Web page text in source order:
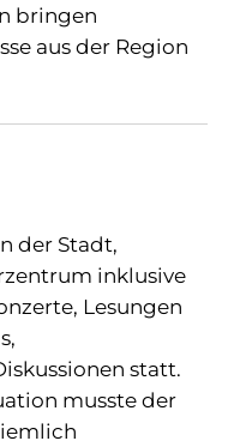
bringen
aus der Region
der Stadt,
inklusive
Lesungen
statt.
musste der